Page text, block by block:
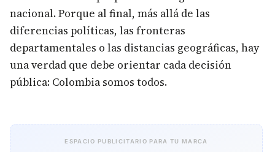
nacional. Porque al final, más allá de las
diferencias políticas, las fronteras
departamentales o las distancias geográficas, hay
una verdad que debe orientar cada decisión
pública: Colombia somos todos.
ESPACIO PUBLICITARIO PARA TU MARCA